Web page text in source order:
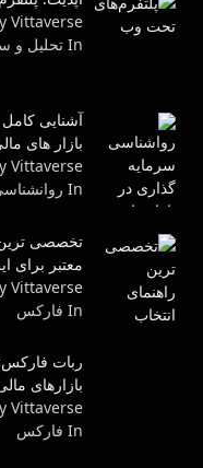
Vittaverse
In تحلیل و سیگنال
آشنایی
بازار های
Vittaverse
In روانشناسى ترید
تخصصی ترین
معتبر برای
Vittaverse
In فاركس
ربات
بازارهای
Vittaverse
In فاركس